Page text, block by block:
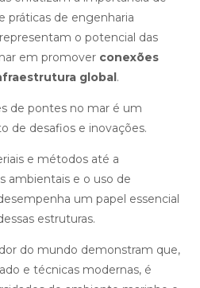
e práticas de engenharia
o potencial das
em promover conexões
global.
de pontes no mar é um
de desafios e inovações.
e métodos até a
ambientais e o uso de
um papel essencial
estruturas.
do mundo demonstram que,
e técnicas modernas, é